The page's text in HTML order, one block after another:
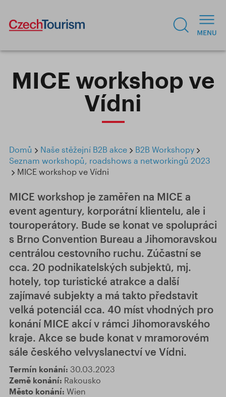
MICE workshop ve
Vídni
Domů Naše stěžejní B2B akce
B2B Workshopy
Seznam workshopů, roadshows a networkingů 2023
MICE workshop ve Vídni
MICE workshop je zaměřen na MICE a
event agentury, korporátní klientelu, ale i
touroperátory. Bude se konat ve spolupráci
s Brno Convention Bureau a Jihomoravskou
centrálou cestovního ruchu. Zúčastní se
cca. 20 podnikatelských subjektů, mj.
hotely, top turistické atrakce a další
zajímavé subjekty a má takto představit
velká potenciál cca. 40 míst vhodných pro
konání MICE akcí v rámci Jihomoravského
kraje. Akce se bude konat v mramorovém
sále českého velvyslanectví ve Vídni.
Termín konání: 30.03.2023
Země konání: Rakousko
Město konání: Wien